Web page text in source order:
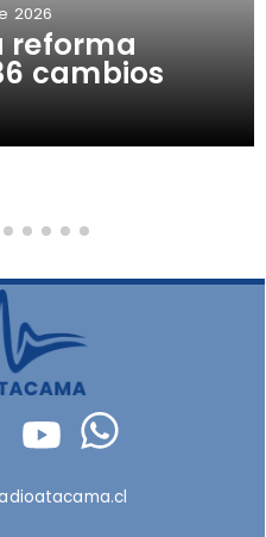
reforma
cambios
2026